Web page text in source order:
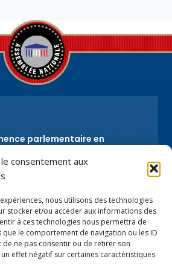
consentement aux
nous utilisons des technologies
stocker et/ou accéder aux informations des
à ces technologies nous permettra de
le comportement de navigation ou les ID
de ne pas consentir ou de retirer son
effet négatif sur certaines caractéristiques
parlementaire en
de la Libération BP59
+33 (0)4.50.80.35.02